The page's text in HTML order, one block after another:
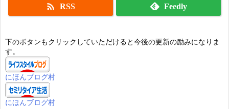
 RSS Feedly
下のボタンもクリックしていただけると今後の更新の励みになりま
す。
にほんブログ村
にほんブログ村